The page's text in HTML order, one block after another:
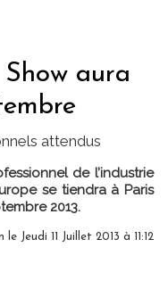
aura
attendus
de l’industrie
se tiendra à Paris
2013.
le Jeudi 11 Juillet 2013 à 11:12